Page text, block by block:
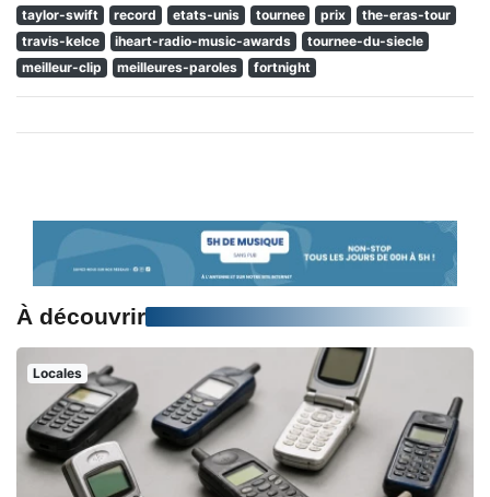
taylor-swift record etats-unis tournee prix
the-eras-tour
travis-kelce
iheart-radio-music-awards
tournee-du-siecle
meilleur-clip
meilleures-paroles fortnight
À découvrir
Locales